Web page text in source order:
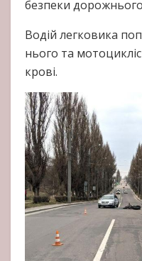
безпеки дорожнього
Водій легковика
нього та
крові.